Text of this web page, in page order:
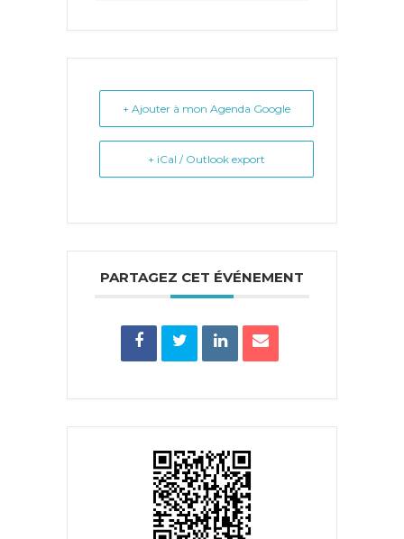
+ Ajouter à mon Agenda Google
+ iCal / Outlook export
PARTAGEZ CET ÉVÉNEMENT